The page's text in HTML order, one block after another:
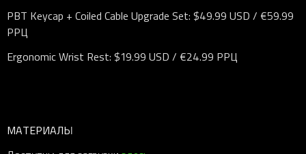
PBT Keycap + Coiled Cable Upgrade Set: $49.99 USD / €59.99
РРЦ
Ergonomic Wrist Rest: $19.99 USD / €24.99 РРЦ
МАТЕРИАЛЫ